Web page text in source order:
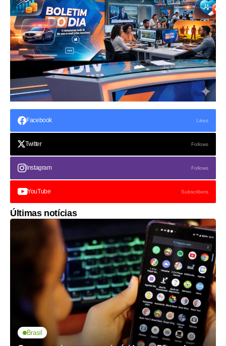
Facebook Likes
Twitter Follows
Instagram Follows
YouTube Subscribers
Últimas notícias
Brasil